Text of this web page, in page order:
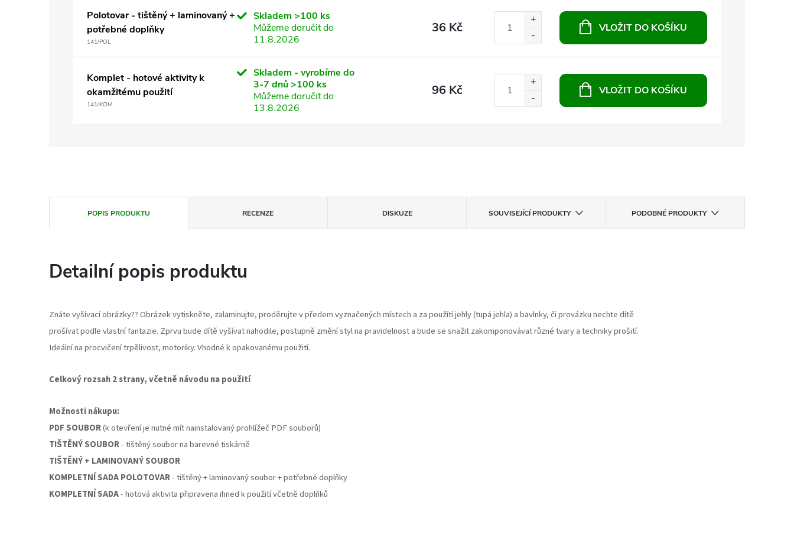
Polotovar - tištěný + laminovaný +
potřebné doplňky
141/POL
Skladem>100 ks
Můžeme doručit do
11.8.2026
36 Kč VLOŽIT DO KOŠÍKU
Komplet - hotové aktivity k
okamžitému použití
141/KOM
Skladem - vyrobíme do
3-7 dnů>100 ks
Můžeme doručit do
13.8.2026
96 Kč VLOŽIT DO KOŠÍKU
POPIS PRODUKTU RECENZE DISKUZE SOUVISEJÍCÍ PRODUKTY PODOBNÉ PRODUKTY
Detailní popis produktu
Znáte vyšívací obrázky?? Obrázek vytiskněte, zalaminujte, proděrujte v předem vyznačených místech a za použítí jehly (tupá jehla) a bavlnky, či provázku nechte dítě
prošívat podle vlastní fantazie. Zprvu bude dítě vyšívat nahodile, postupně změní styl na pravidelnost a bude se snažit zakomponovávat různé tvary a techniky prošití.
Ideální na procvičení trpělivost, motoriky. Vhodné k opakovanému použití.
Celkový rozsah 2 strany, včetně návodu na použití
Možnosti nákupu:
PDF SOUBOR(k otevření je nutné mít nainstalovaný prohlížeč PDF souborů)
TIŠTĚNÝ SOUBOR- tištěný soubor na barevné tiskárně
TIŠTĚNÝ + LAMINOVANÝ SOUBOR
KOMPLETNÍ SADA POLOTOVAR- tištěný + laminovaný soubor + potřebné doplňky
KOMPLETNÍ SADA- hotová aktivita připravena ihned k použití včetně doplňků